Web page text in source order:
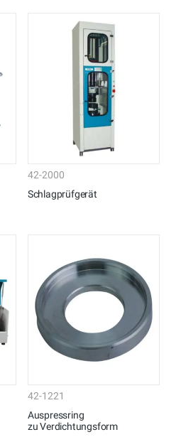
42-2000
Schlagprüfgerät
42-1221
Auspressring
zu Verdichtungsform